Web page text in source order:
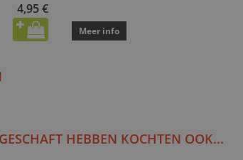
4,95 €
Meer info
HEBBEN KOCHTEN OOK...